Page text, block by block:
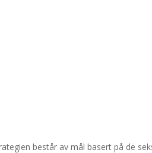
består av mål basert på de